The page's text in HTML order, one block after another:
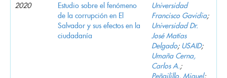
2020
Estudio sobre el fenómeno
de la corrupción en El
Salvador y sus efectos en la
ciudadanía
Universidad
Francisco Gavidia;
Universidad Dr.
José Matías
Delgado; USAID;
Umaña Cerna,
Carlos A.;
Peñailillo, Miguel;